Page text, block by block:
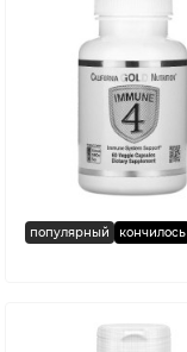
популярный кончилось